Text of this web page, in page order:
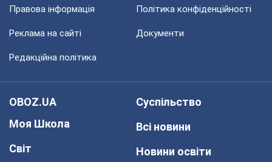
Правова інформація Політика конфіденційності
Реклама на сайті Документи
Редакційна політика
OBOZ.UA
Моя Школа
Світ
Суспільство
Всі новини
Новини освіти